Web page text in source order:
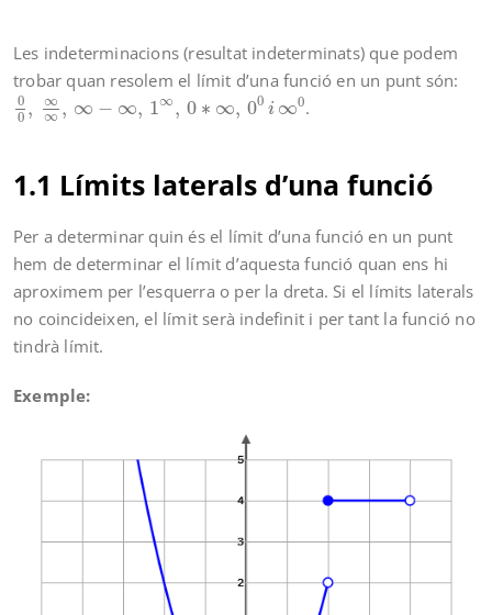
Les indeterminacions (resultat indeterminats) que podem
trobar quan resolem el límit d’una funció en un punt són:
0
0 ,
∞
∞ , ∞ − ∞, 1∞ , 0 ∗ ∞, 00 i ∞0
00,∞∞,∞−∞ 1∞,0∗ ∞,00i∞0 .
1.1 Límits laterals d’una funció
Per a determinar quin és el límit d’una funció en un punt
hem de determinar el límit d’aquesta funció quan ens hi
aproximem per l’esquerra o per la dreta. Si el límits laterals
no coincideixen, el límit serà indefinit i per tant la funció no
tindrà límit.
Exemple: